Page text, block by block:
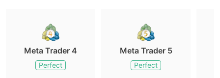
Meta Trader 4
Perfect
Meta Trader 5
Perfect